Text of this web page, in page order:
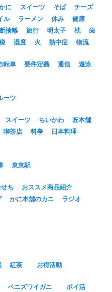
に スイーツ そば
チーズ
ル ラーメン 休み
健康
捨離 旅行 明太子 枕
歯
湿度 火 熱中症 物流
転車 要件定義 通信
遊泳
ーツ
スイーツ ちいかわ
匠本舗
喫茶店 料亭
日本料理
東京駅
ち
おススメ商品紹介
かに本舗のカニ
ラジオ
紅茶
お得活動
ベニズワイガニ
ポイ活